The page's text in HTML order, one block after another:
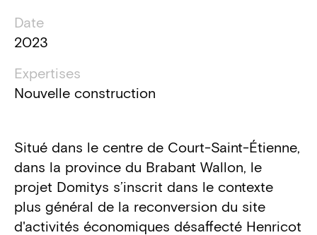
Date
2023
Expertises
Nouvelle construction
Détails du projet
Situé dans le centre de Court-Saint-Étienne,
dans la province du Brabant Wallon, le
projet Domitys s’inscrit dans le contexte
plus général de la reconversion du site
d'activités économiques désaffecté Henricot